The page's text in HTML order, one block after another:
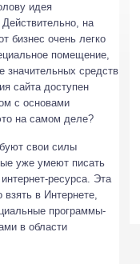
идея
Действительно, на
бизнес очень легко
помещение,
значительных средств
сайта доступен
с основами
на самом деле?
свои силы
уже умеют писать
ресурса. Эта
в Интернете,
программы-
в области